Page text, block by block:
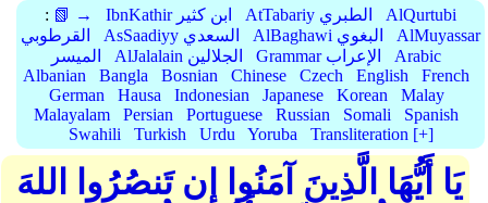
: 📗 → IbnKathir ابن كثير AtTabariy الطبري
AlQurtubi
القرطوبي
AsSaadiyy السعدي AlBaghawi البغوي
AlMuyassar
الميسر
AlJalalain الجلالين Grammar الإعراب
Arabic
Albanian
Bangla Bosnian Chinese Czech English
French
German
Hausa Indonesian Japanese Korean
Malay
Malayalam
Persian Portuguese Russian Somali
Spanish
Swahili
Turkish Urdu Yoruba Transliteration [+]
يَا أَيُّهَا الَّذِينَ آمَنُوا إِن تَنصُرُوا اللهَ